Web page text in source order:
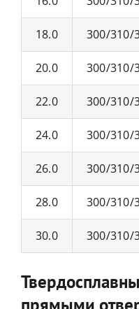
18.0 300/310/
20.0 300/310/
22.0 300/310/
24.0 300/310/
26.0 300/310/
28.0 300/310/
30.0 300/310/